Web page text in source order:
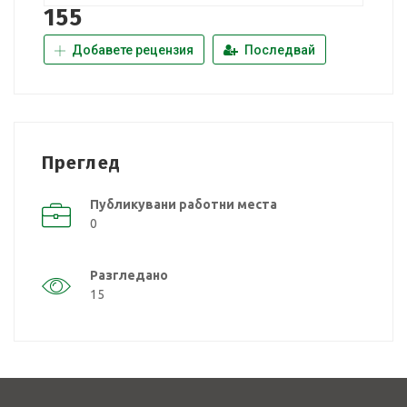
155
Добавете рецензия Последвай
Преглед
Публикувани работни места
0
Разгледано
15